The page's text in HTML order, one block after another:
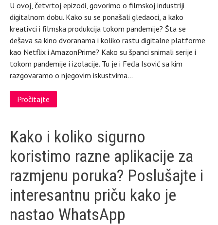
U ovoj, četvrtoj epizodi, govorimo o filmskoj industriji
digitalnom dobu. Kako su se ponašali gledaoci, a kako
kreativci i filmska produkcija tokom pandemije? Šta se
dešava sa kino dvoranama i koliko rastu digitalne platforme
kao Netflix i AmazonPrime? Kako su španci snimali serije i
tokom pandemije i izolacije. Tu je i Feđa Isović sa kim
razgovaramo o njegovim iskustvima…
Pročitajte
Kako i koliko sigurno
koristimo razne aplikacije za
razmjenu poruka? Poslušajte i
interesantnu priču kako je
nastao WhatsApp